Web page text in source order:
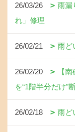
26/03/26
雨漏
れ」修理
26/02/21 雨ど
26/02/20
【
を“1階半分だけ”
26/02/18 雨ど